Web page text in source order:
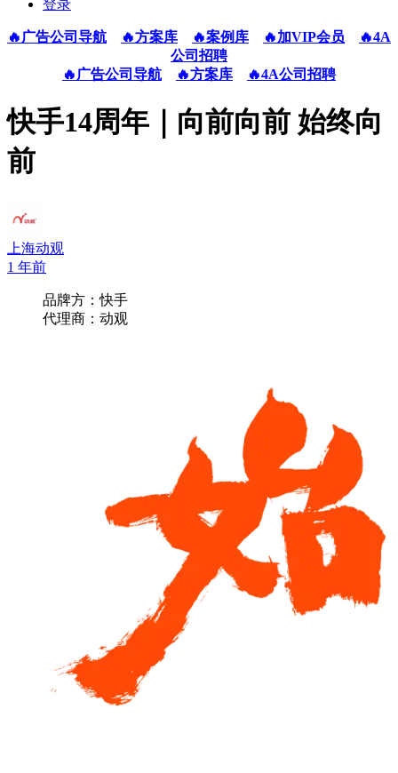
登录
🔥广告公司导航 🔥方案库 🔥案例库 🔥加VIP会员
🔥4A
公司招聘
🔥广告公司导航
🔥方案库 🔥4A公司招聘
快手14周年｜向前向前 始终向
前
上海动观
1 年前
品牌方：快手
代理商：动观